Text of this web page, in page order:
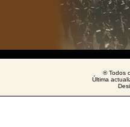
® Todos
Última